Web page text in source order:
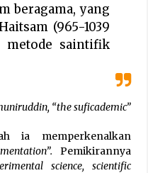
Tiga Ayat: Memahami
Kristen dalam Dinamika
beragama, yang
(965-1039
metode saintifik
“the suficademic”
ia memperkenalkan
Pemikirannya
science, scientific